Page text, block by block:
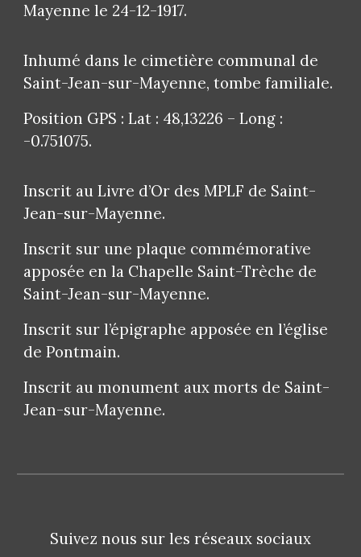
Mayenne le 24-12-1917.
Inhumé dans le cimetière communal de
Saint-Jean-sur-Mayenne, tombe familiale.
Position GPS : Lat : 48,13226 – Long :
-0.751075.
Inscrit au Livre d’Or des MPLF de Saint-
Jean-sur-Mayenne.
Inscrit sur une plaque commémorative
apposée en la Chapelle Saint-Trèche de
Saint-Jean-sur-Mayenne.
Inscrit sur l’épigraphe apposée en l’église
de Pontmain.
Inscrit au monument aux morts de Saint-
Jean-sur-Mayenne.
Suivez nous sur les réseaux sociaux